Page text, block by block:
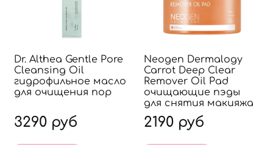
Dr. Althea Gentle Pore
Cleansing Oil
гидрофильное масло
для очищения пор
3290 руб
Neogen Dermalogy
Carrot Deep Clear
Remover Oil Pad
очищающие пэды
для снятия макияжа
2190 руб